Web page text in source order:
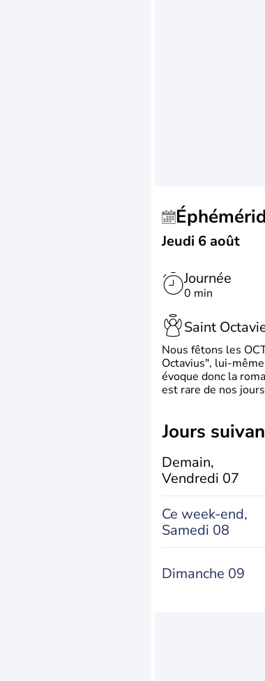
Jeudi 6 août
Journée
0 min
Saint
Nous fêtons les
Octavius", lui-
évoque donc la
est rare de nos
jours
Demain,
Vendredi 07
Ce week-end,
Samedi 08
Dimanche 09